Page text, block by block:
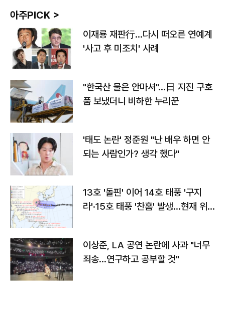
아주PICK >
이재룡 재판行…다시 떠오른 연예계
'사고 후 미조치' 사례
"한국산 물은 안마셔"…日 지진 구호
품 보냈더니 비하한 누리꾼
'태도 논란' 정준원 "난 배우 하면 안
되는 사람인가? 생각 했다"
13호 '돌핀' 이어 14호 태풍 '구지
라'·15호 태풍 '찬홈' 발생…현재 위
이상준, LA 공연 논란에 사과 "너무
죄송…연구하고 공부할 것"